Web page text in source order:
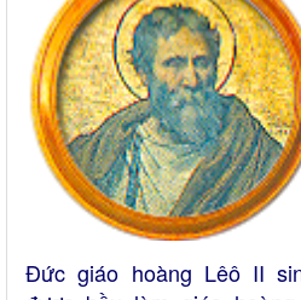
Đức giáo hoàng Lêô II